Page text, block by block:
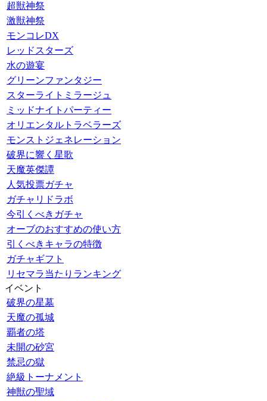
超獣神祭
激獣神祭
モンコレDX
レッドスターズ
水の遊宴
グリーンファンタジー
スターライトミラージュ
ミッドナイトパーティー
オリエンタルトラベラーズ
モンストジェネレーション
破界に響く星歌
天魔英傑譚
人気投票ガチャ
ガチャリドラボ
今引くべきガチャ
オーブのおすすめの使い方
引くべきキャラの特徴
ガチャギフト
リセマラ当たりランキング
イベント
破界の星墓
天魔の孤城
覇者の塔
未開の砂宮
禁忌の獄
絶級トーナメント
神獣の聖域